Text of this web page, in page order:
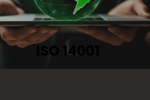
ISO 14001